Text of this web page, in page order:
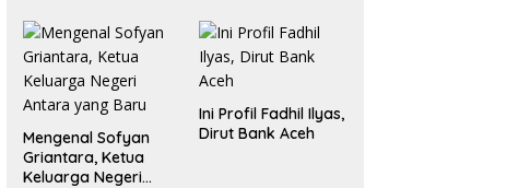
Liga Olimpiade
Nasional
Mengenal Sofyan
Griantara, Ketua
Keluarga Negeri
Ini Profil Fadhil Ilyas,
Dirut Bank Aceh